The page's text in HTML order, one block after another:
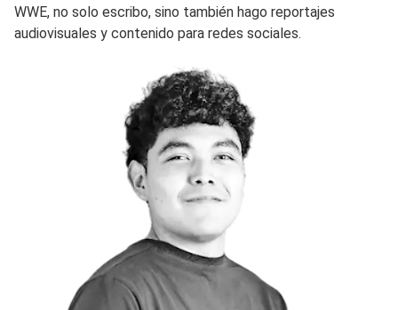
WWE, no solo escribo, sino también hago reportajes
audiovisuales y contenido para redes sociales.